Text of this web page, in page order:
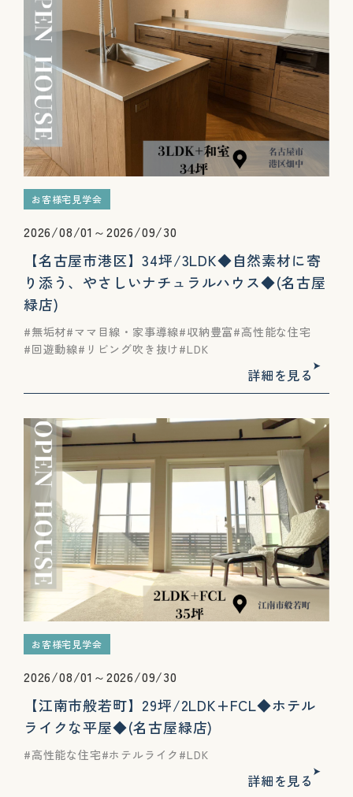
お客様宅見学会
2026/08/01～2026/09/30
【名古屋市港区】34坪/3LDK◆自然素材に寄
り添う、やさしいナチュラルハウス◆(名古屋
緑店)
無垢材 ママ目線・家事導線 収納豊富
高性能な住宅
回遊動線
リビング吹き抜け LDK
詳細を見る
お客様宅見学会
2026/08/01～2026/09/30
【江南市般若町】29坪/2LDK+FCL◆ホテル
ライクな平屋◆(名古屋緑店)
高性能な住宅 ホテルライク LDK
詳細を見る